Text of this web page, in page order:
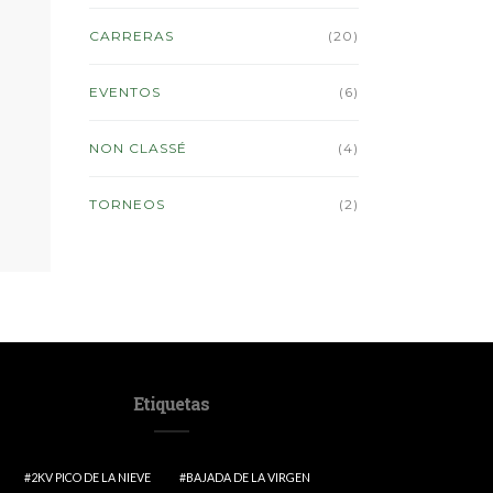
CARRERAS (20)
EVENTOS (6)
NON CLASSÉ (4)
TORNEOS (2)
Etiquetas
2KV PICO DE LA NIEVE BAJADA DE LA VIRGEN